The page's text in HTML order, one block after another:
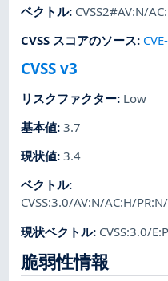
ベクトル: CVSS2#AV:N/
CVSS スコアのソース:
CVSS v3
リスクファクター: Low
基本値:3.7
現状値:3.4
ベクトル:
CVSS:3.0/AV:N/AC:H/
現状ベクトル: CVSS:3.0/
脆弱性情報